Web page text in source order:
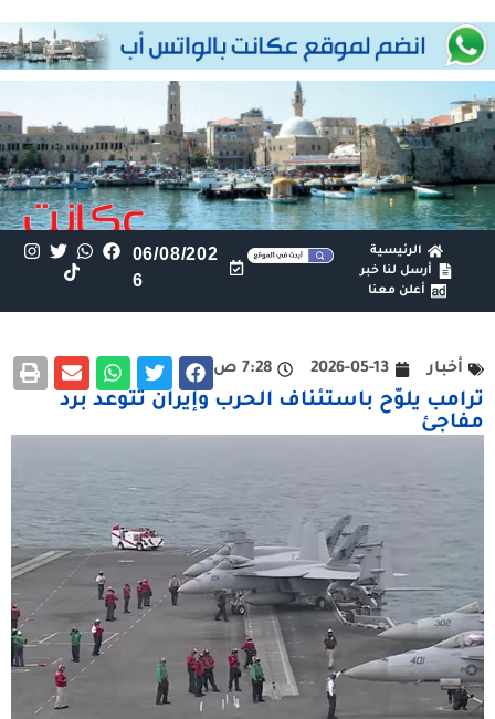
الرئيسية
أرسل لنا خبر
أعلن معنا
06/08/202
6
أخبار 2026-05-13 7:28 ص
ترامب يلوّح باستئناف الحرب وإيران تتوعد برد
مفاجئ